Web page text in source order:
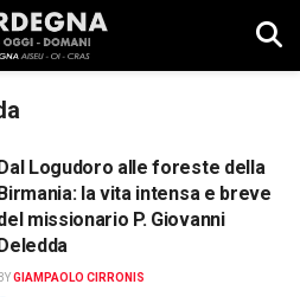
Logudoro alle foreste della
la vita intensa e breve
missionario P. Giovanni
BYGIAMPAOLO CIRRONIS